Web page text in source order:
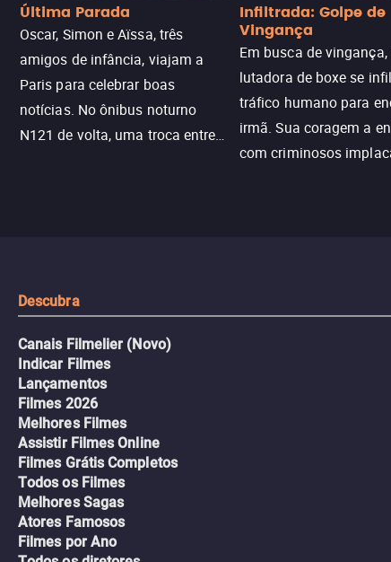
Última Parada
Oscar, Simon e Aïssa, três
amigos de infância, viajam a
Paris para celebrar boas
notícias. No ônibus noturno
N121 de volta, uma troca entre
Infiltrada: Golpe de
Vingança
Em busca de vingança,
lutadora de boxe se
tráfico humano para
irmã. Sua coragem a
com criminosos
Descubra
Canais Filmelier (Novo)
Indicar Filmes
Lançamentos
Filmes 2026
Melhores Filmes
Assistir Filmes Online
Filmes Grátis Completos
Todos os Filmes
Melhores Sagas
Atores Famosos
Filmes por Ano